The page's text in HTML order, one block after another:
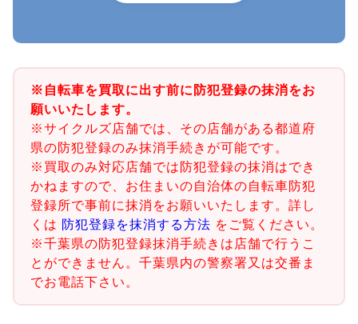
※自転車を買取に出す前に防犯登録の抹消をお
願いいたします。
※サイクルズ店舗では、その店舗がある都道府
県の防犯登録のみ抹消手続きが可能です。
※買取のみ対応店舗では防犯登録の抹消はでき
かねますので、お住まいの自治体の自転車防犯
登録所で事前に抹消をお願いいたします。詳し
くは 防犯登録を抹消する方法 をご覧ください。
※千葉県の防犯登録抹消手続きは店舗で行うこ
とができません。千葉県内の警察署又は交番ま
でお電話下さい。